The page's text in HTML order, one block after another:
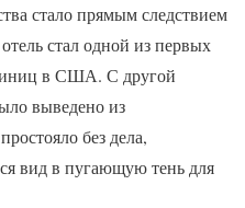
стало прямым следствием
стал одной из первых
в США. С другой
выведено из
без дела,
вид в пугающую тень для